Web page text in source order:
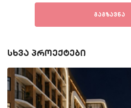
გაგზავნა
სხვა პროექტები